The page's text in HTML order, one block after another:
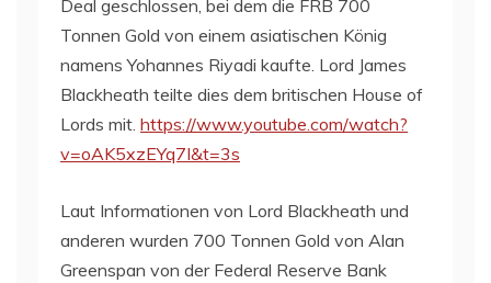
Deal geschlossen, bei dem die FRB 700
Tonnen Gold von einem asiatischen König
namens Yohannes Riyadi kaufte. Lord James
Blackheath teilte dies dem britischen House of
Lords mit. https://www.youtube.com/watch?
v=oAK5xzEYq7I&t=3s
Laut Informationen von Lord Blackheath und
anderen wurden 700 Tonnen Gold von Alan
Greenspan von der Federal Reserve Bank